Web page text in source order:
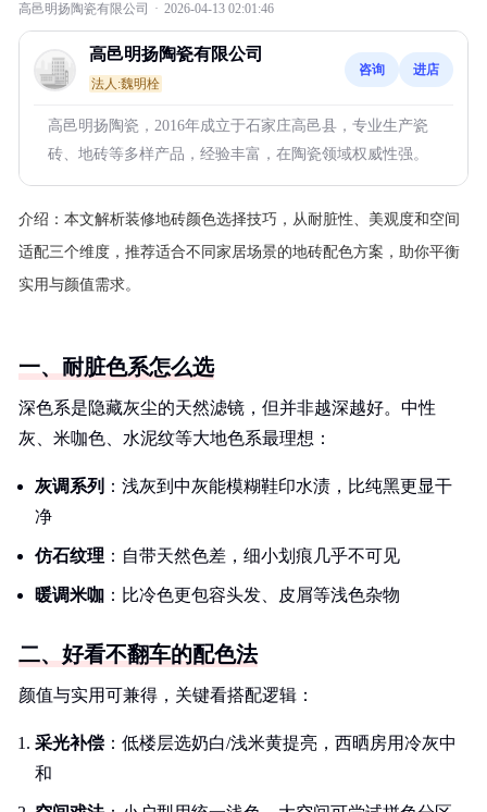
高邑明扬陶瓷有限公司 · 2026-04-13 02:01:46
高邑明扬陶瓷有限公司
法人:魏明栓
咨询 进店
高邑明扬陶瓷，2016年成立于石家庄高邑县，专业生产瓷
砖、地砖等多样产品，经验丰富，在陶瓷领域权威性强。
介绍： 本文解析装修地砖颜色选择技巧，从耐脏性、美观度和空间
适配三个维度，推荐适合不同家居场景的地砖配色方案，助你平衡
实用与颜值需求。
一、耐脏色系怎么选
深色系是隐藏灰尘的天然滤镜，但并非越深越好。中性
灰、米咖色、水泥纹等大地色系最理想：
灰调系列 ：浅灰到中灰能模糊鞋印水渍，比纯黑更显干
净
仿石纹理 ：自带天然色差，细小划痕几乎不可见
暖调米咖 ：比冷色更包容头发、皮屑等浅色杂物
二、好看不翻车的配色法
颜值与实用可兼得，关键看搭配逻辑：
采光补偿 ：低楼层选奶白/浅米黄提亮，西晒房用冷灰中
和